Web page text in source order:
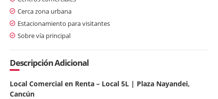
Cerca zona urbana
Estacionamiento para visitantes
Sobre vía principal
Descripción Adicional
Local Comercial en Renta – Local 5L | Plaza Nayandei,
Cancún